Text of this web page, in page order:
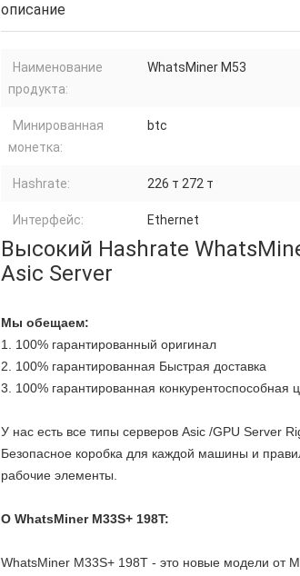
описание
Наименование
продукта:
WhatsMiner M53
Минированная
монетка:
btc
Hashrate: 226 т 272 т
Интерфейс: Ethernet
Высокий Hashrate
Asic Server
Мы обещаем:
1. 100% гарантированный оригинал
2. 100% гарантированная Быстрая доставка
3. 100% гарантированная конкурентоспособная
У нас есть все типы серверов Asic /GPU Server
Безопасное коробка для каждой машины и
рабочие элементы.
О WhatsMiner M33S+ 198T:
WhatsMiner M33S+ 198T - это новые модели от